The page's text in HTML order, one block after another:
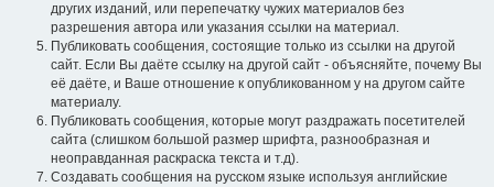
других изданий, или перепечатку чужих материалов без
разрешения автора или указания ссылки на материал.
Публиковать сообщения, состоящие только из ссылки на другой
сайт. Если Вы даёте ссылку на другой сайт - объясняйте, почему Вы
её даёте, и Ваше отношение к опубликованном у на другом сайте
материалу.
Публиковать сообщения, которые могут раздражать посетителей
сайта (слишком большой размер шрифта, разнообразная и
неоправданная раскраска текста и т.д).
Создавать сообщения на русском языке используя английские